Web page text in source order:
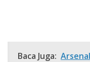
Baca Juga: